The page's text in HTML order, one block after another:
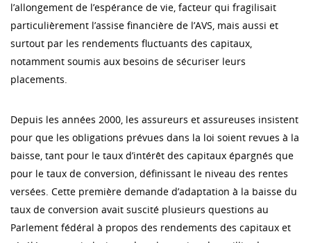
l’allongement de l’espérance de vie, facteur qui fragilisait
particulièrement l’assise financière de l’AVS, mais aussi et
surtout par les rendements fluctuants des capitaux,
notamment soumis aux besoins de sécuriser leurs
placements.
Depuis les années 2000, les assureurs et assureuses insistent
pour que les obligations prévues dans la loi soient revues à la
baisse, tant pour le taux d’intérêt des capitaux épargnés que
pour le taux de conversion, définissant le niveau des rentes
versées. Cette première demande d’adaptation à la baisse du
taux de conversion avait suscité plusieurs questions au
Parlement fédéral à propos des rendements des capitaux et